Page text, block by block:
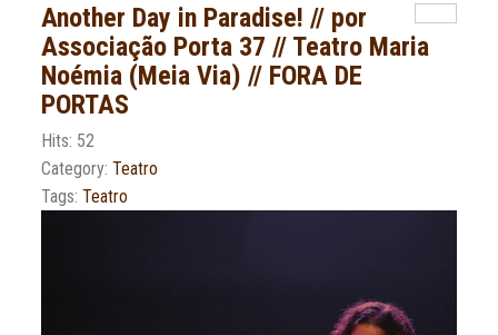
Another Day in Paradise! // por
Associação Porta 37 // Teatro Maria
Noémia (Meia Via) // FORA DE
PORTAS
Hits: 52
Category:Teatro
Tags:Teatro